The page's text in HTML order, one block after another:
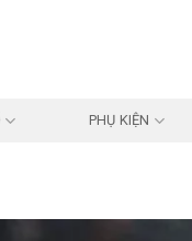
PHỤ KIỆN